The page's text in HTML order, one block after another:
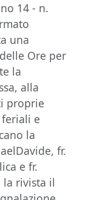
14 - n.
una
Ore per
la
alla
proprie
e
la
fr.
e fr.
la rivista il